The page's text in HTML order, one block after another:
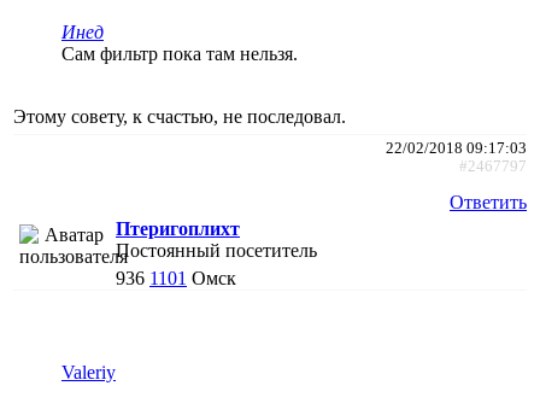
Инед
Сам фильтр пока там нельзя.
Этому совету, к счастью, не последовал.
22/02/2018 09:17:03
#2467797
Ответить
Птеригоплихт
Постоянный посетитель
936 1101 Омск
Valeriy